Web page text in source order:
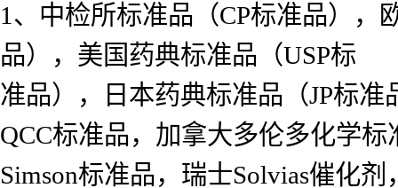
1、中检所标准品（CP标准品），
品），美国药典标准品（USP标
准品），日本药典标准品（JP标
QCC标准品，加拿大多伦多化学
Simson标准品，瑞士Solvias催化